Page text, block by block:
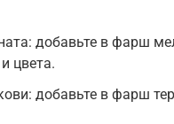
добавьте в фарш
цвета.
добавьте в фарш